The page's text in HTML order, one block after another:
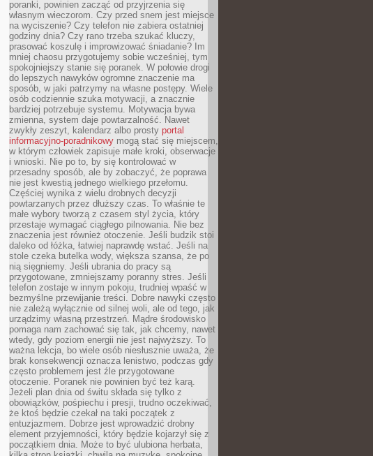
poranki, powinien zacząć od przyjrzenia się
własnym wieczorom. Czy przed snem jest miejsce
na wyciszenie? Czy telefon nie zabiera ostatniej
godziny dnia? Czy rano trzeba szukać kluczy,
prasować koszulę i improwizować śniadanie? Im
mniej chaosu przygotujemy sobie wcześniej, tym
spokojniejszy stanie się poranek. W połowie drogi
do lepszych nawyków ogromne znaczenie ma
sposób, w jaki patrzymy na własne postępy. Wiele
osób codziennie szuka motywacji, a znacznie
bardziej potrzebuje systemu. Motywacja bywa
zmienna, system daje powtarzalność. Nawet
zwykły zeszyt, kalendarz albo prosty portal
informacyjno-poradnikowy mogą stać się miejscem,
w którym człowiek zapisuje małe kroki, obserwacje
i wnioski. Nie po to, by się kontrolować w
przesadny sposób, ale by zobaczyć, że poprawa
nie jest kwestią jednego wielkiego przełomu.
Częściej wynika z wielu drobnych decyzji
powtarzanych przez dłuższy czas. To właśnie te
małe wybory tworzą z czasem styl życia, który
przestaje wymagać ciągłego pilnowania. Nie bez
znaczenia jest również otoczenie. Jeśli budzik stoi
daleko od łóżka, łatwiej naprawdę wstać. Jeśli na
stole czeka butelka wody, większa szansa, że po
nią sięgniemy. Jeśli ubrania do pracy są
przygotowane, zmniejszamy poranny stres. Jeśli
telefon zostaje w innym pokoju, trudniej wpaść w
bezmyślne przewijanie treści. Dobre nawyki często
nie zależą wyłącznie od silnej woli, ale od tego, jak
urządzimy własną przestrzeń. Mądre środowisko
pomaga nam zachować się tak, jak chcemy, nawet
wtedy, gdy poziom energii nie jest najwyższy. To
ważna lekcja, bo wiele osób niesłusznie uważa, że
brak konsekwencji oznacza lenistwo, podczas gdy
często problemem jest źle przygotowane
otoczenie. Poranek nie powinien być też karą.
Jeżeli plan dnia od świtu składa się tylko z
obowiązków, pośpiechu i presji, trudno oczekiwać,
że ktoś będzie czekał na taki początek z
entuzjazmem. Dobrze jest wprowadzić drobny
element przyjemności, który będzie kojarzył się z
początkiem dnia. Może to być ulubiona herbata,